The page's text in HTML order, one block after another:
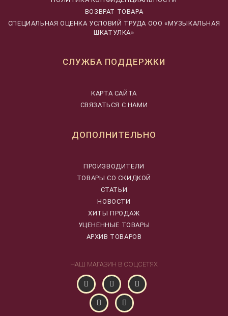
ВОЗВРАТ ТОВАРА
CПЕЦИАЛЬНАЯ ОЦЕНКА УСЛОВИЙ ТРУДА ООО «МУЗЫКАЛЬНАЯ
ШКАТУЛКА»
СЛУЖБА ПОДДЕРЖКИ
КАРТА САЙТА
СВЯЗАТЬСЯ С НАМИ
ДОПОЛНИТЕЛЬНО
ПРОИЗВОДИТЕЛИ
ТОВАРЫ СО СКИДКОЙ
СТАТЬИ
НОВОСТИ
ХИТЫ ПРОДАЖ
УЦЕНЕННЫЕ ТОВАРЫ
АРХИВ ТОВАРОВ
НАШ МАГАЗИН В СОЦСЕТЯХ